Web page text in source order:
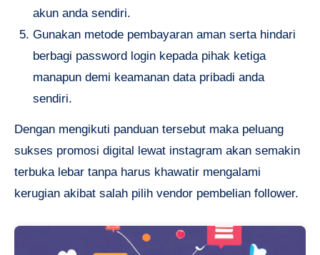
akun anda sendiri.
Gunakan metode pembayaran aman serta hindari
berbagi password login kepada pihak ketiga
manapun demi keamanan data pribadi anda
sendiri.
Dengan mengikuti panduan tersebut maka peluang
sukses promosi digital lewat instagram akan semakin
terbuka lebar tanpa harus khawatir mengalami
kerugian akibat salah pilih vendor pembelian follower.